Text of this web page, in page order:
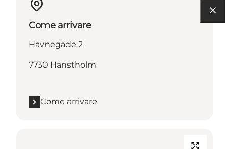
Come arrivare
Havnegade 2
7730 Hanstholm
Come arrivare